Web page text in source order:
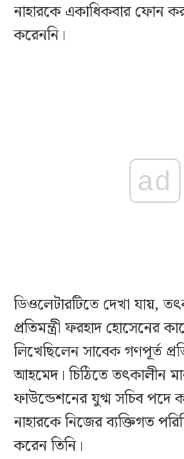
নাহারকে একাধিকবার ফোন
করেননি।
ad
ডিওলেটারটিতে দেখা যায়,
প্রতিমন্ত্রী ফরহাদ হোসেনের
লিখেছিলেন সাবেক গণপূর্ত
আহমেদ। চিঠিতে তৎকালীন
ফাউন্ডেশনের যুগ্ম সচিব পদে
নাহারকে নিজের ব্যক্তিগত
করেন তিনি।